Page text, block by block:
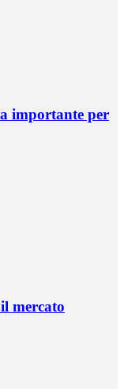
importante per
mercato